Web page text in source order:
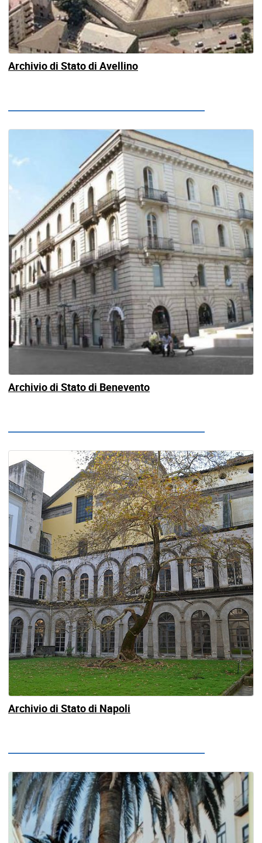
Archivio di Stato di Avellino
Archivio di Stato di Benevento
Archivio di Stato di Napoli